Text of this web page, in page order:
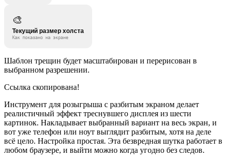
🎨
Текущий размер холста
Как показано на экране
Шаблон трещин будет масштабирован и перерисован в
выбранном разрешении.
Ссылка скопирована!
Инструмент для розыгрыша с разбитым экраном делает
реалистичный эффект треснувшего дисплея из шести
картинок. Накладывает выбранный вариант на весь экран, и
вот уже телефон или ноут выглядит разбитым, хотя на деле
всё цело. Настройка простая. Эта безвредная шутка работает в
любом браузере, и выйти можно когда угодно без следов.